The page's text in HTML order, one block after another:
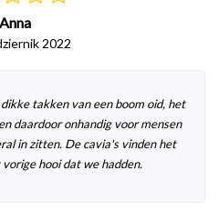
Anna
2022
takken van een boom oid, het
daardoor onhandig voor mensen
in zitten. De cavia's vinden het
hooi dat we hadden.